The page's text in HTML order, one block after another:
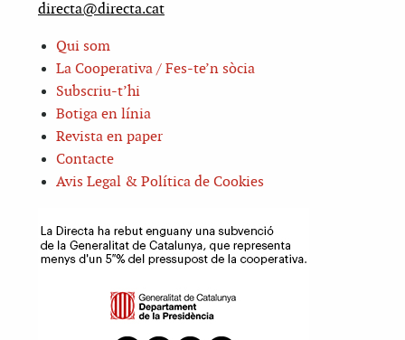
directa@directa.cat
Qui som
La Cooperativa / Fes-te’n sòcia
Subscriu-t’hi
Botiga en línia
Revista en paper
Contacte
Avis Legal & Política de Cookies